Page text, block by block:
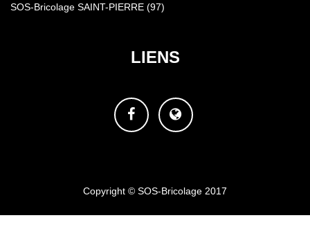
SOS-Bricolage SAINT-PIERRE (97)
LIENS
Facebook
Site
Copyright © SOS-Bricolage 2017